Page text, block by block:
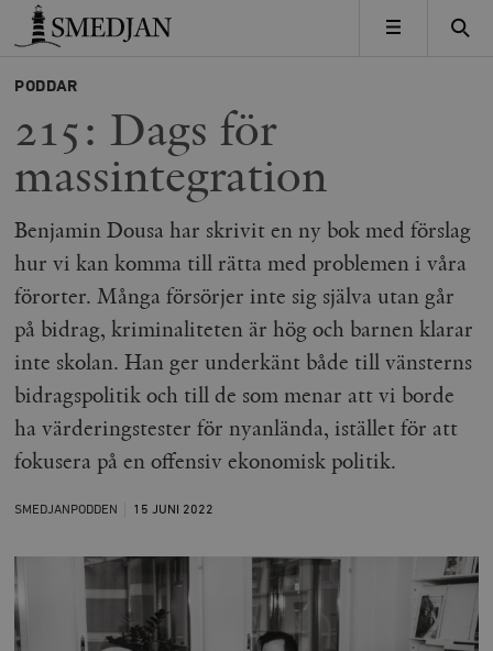
Timbro
MENY
PODDAR
215: Dags för
massintegration
Benjamin Dousa har skrivit en ny bok med förslag
hur vi kan komma till rätta med problemen i våra
förorter. Många försörjer inte sig själva utan går
på bidrag, kriminaliteten är hög och barnen klarar
inte skolan. Han ger underkänt både till vänsterns
bidragspolitik och till de som menar att vi borde
ha värderingstester för nyanlända, istället för att
fokusera på en offensiv ekonomisk politik.
SMEDJANPODDEN 15 JUNI 2022